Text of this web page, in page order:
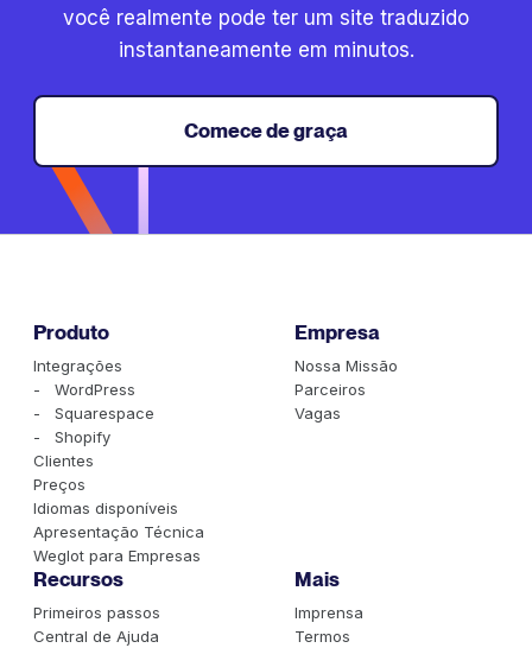
você realmente pode ter um site traduzido
instantaneamente em minutos.
Comece de graça
Produto
Integrações
- WordPress
- Squarespace
- Shopify
Clientes
Preços
Idiomas disponíveis
Apresentação Técnica
Weglot para Empresas
Empresa
Nossa Missão
Parceiros
Vagas
Recursos
Primeiros passos
Central de Ajuda
Mais
Imprensa
Termos